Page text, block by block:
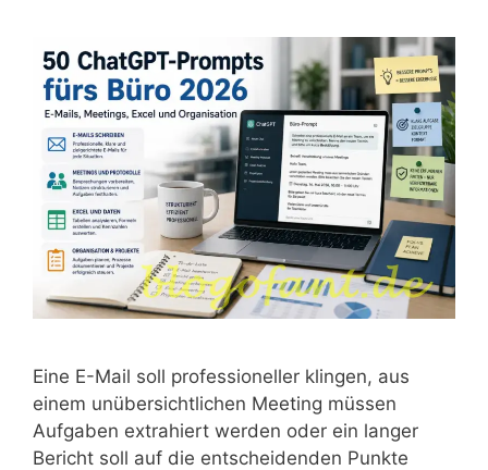
Eine E-Mail soll professioneller klingen, aus
einem unübersichtlichen Meeting müssen
Aufgaben extrahiert werden oder ein langer
Bericht soll auf die entscheidenden Punkte